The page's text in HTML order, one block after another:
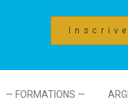
— FORMATIONS —